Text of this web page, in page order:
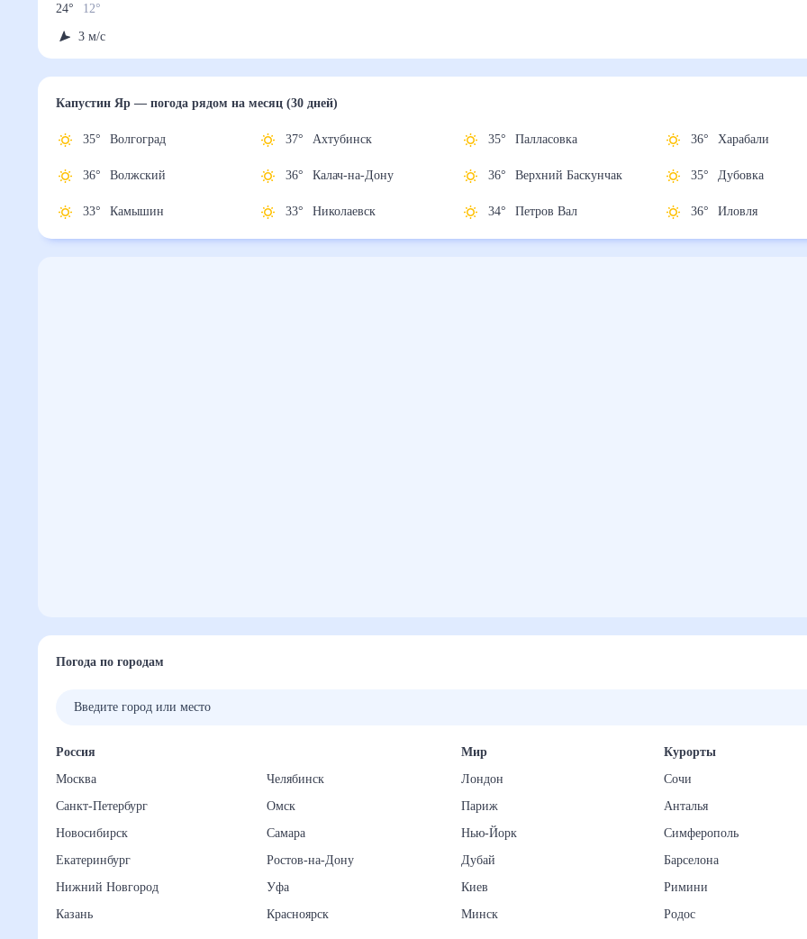
24° 12°
3 м/с
Капустин Яр— погода рядомна месяц (30 дней)
35° Волгоград
36° Волжский
33° Камышин
37° Ахтубинск
36° Калач-на-Дону
33° Николаевск
35° Палласовка
36°
Верхний
36° Харабали
35° Дубовка
36° Иловля
Россия
Москва
Санкт-Петербург
Новосибирск
Екатеринбург
Нижний Новгород
Челябинск
Омск
Самара
Ростов-на-Дону
Уфа
Мир
Лондон
Париж
Нью-Йорк
Дубай
Киев
Курорты
Сочи
Анталья
Симферополь
Барселона
Римини